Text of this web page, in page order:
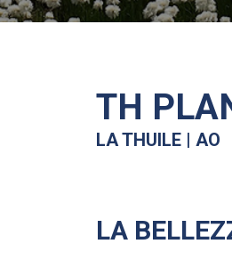
TH
LA THUILE | AO
LA